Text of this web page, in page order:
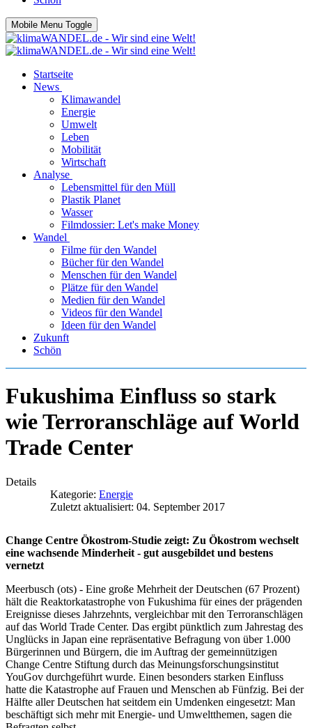
Mobile Menu Toggle
Startseite
News
Klimawandel
Energie
Umwelt
Leben
Mobilität
Wirtschaft
Analyse
Lebensmittel für den Müll
Plastik Planet
Wasser
Filmdossier: Let's make Money
Wandel
Filme für den Wandel
Bücher für den Wandel
Menschen für den Wandel
Plätze für den Wandel
Medien für den Wandel
Videos für den Wandel
Ideen für den Wandel
Zukunft
Schön
Fukushima Einfluss so stark
wie Terroranschläge auf World
Trade Center
Details
Kategorie: Energie
Zuletzt aktualisiert: 04. September 2017
Change Centre Ökostrom-Studie zeigt: Zu Ökostrom wechselt
eine wachsende Minderheit - gut ausgebildet und bestens
vernetzt
Meerbusch (ots) - Eine große Mehrheit der Deutschen (67 Prozent)
hält die Reaktorkatastrophe von Fukushima für eines der prägenden
Ereignisse dieses Jahrzehnts, vergleichbar mit den Terroranschlägen
auf das World Trade Center. Das ergibt pünktlich zum Jahrestag des
Unglücks in Japan eine repräsentative Befragung von über 1.000
Bürgerinnen und Bürgern, die im Auftrag der gemeinnützigen
Change Centre Stiftung durch das Meinungsforschungsinstitut
YouGov durchgeführt wurde. Einen besonders starken Einfluss
hatte die Katastrophe auf Frauen und Menschen ab Fünfzig. Bei der
Hälfte aller Deutschen hat seitdem ein Umdenken eingesetzt: Man
beschäftigt sich mehr mit Energie- und Umweltthemen, sagen die